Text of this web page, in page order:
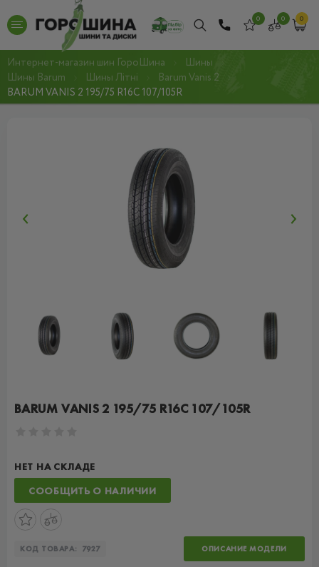
0 0 0
Интернет-магазин шин ГороШина
Шины
Шины Barum
Шины Літні
Barum Vanis 2
BARUM VANIS 2 195/75 R16C 107/105R
BARUM VANIS 2 195/75 R16C 107/105R
НЕТ НА СКЛАДЕ
СООБЩИТЬ О НАЛИЧИИ
КОД ТОВАРА: 7927 ОПИСАНИЕ МОДЕЛИ